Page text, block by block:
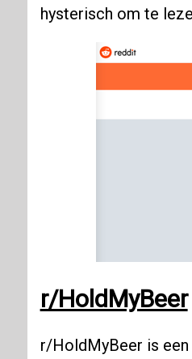
hysterisch om te
r/HoldMyBeer
r/HoldMyBeer is